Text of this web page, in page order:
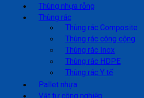
Thùng nhựa rỗng
Thùng rác
Thùng rác Composite
Thùng rác công cộng
Thùng rác Inox
Thùng rác HDPE
Thùng rác Y tế
Pallet nhựa
Vật tư công nghiệp